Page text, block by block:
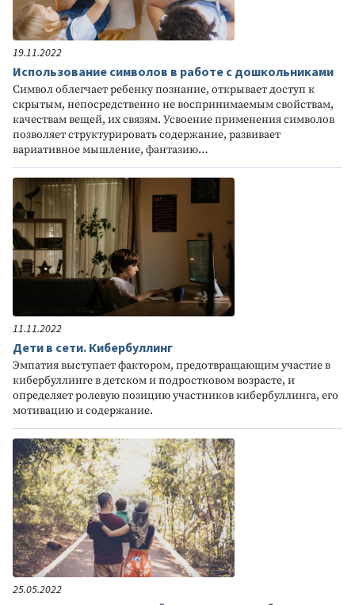
19.11.2022
Использование символов в работе с дошкольниками
Символ облегчает ребенку познание, открывает доступ к
скрытым, непосредственно не воспринимаемым свойствам,
качествам вещей, их связям. Усвоение применения символов
позволяет структурировать содержание, развивает
вариативное мышление, фантазию…
11.11.2022
Дети в сети. Кибербуллинг
Эмпатия выступает фактором, предотвращающим участие в
кибербуллинге в детском и подростковом возрасте, и
определяет ролевую позицию участников кибербуллинга, его
мотивацию и содержание.
25.05.2022